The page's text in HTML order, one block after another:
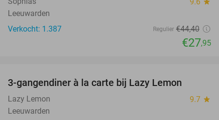
Leeuwarden
Verkocht: 1.387
Regulier €44,40
€27,95
3-gangendiner à la carte bij Lazy Lemon
Lazy Lemon 9.7 star
Leeuwarden